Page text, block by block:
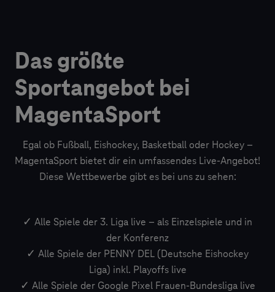
Das größte
Sportangebot bei
MagentaSport
Egal ob Fußball, Eishockey, Basketball oder Hockey –
MagentaSport bietet dir ein umfassendes Live-Angebot!
Diese Wettbewerbe gibt es bei uns zu sehen:
✓ Alle Spiele der 3. Liga live – als Einzelspiele und in
der Konferenz
✓ Alle Spiele der PENNY DEL (Deutsche Eishockey
Liga) inkl. Playoffs live
✓ Alle Spiele der Google Pixel Frauen-Bundesliga live